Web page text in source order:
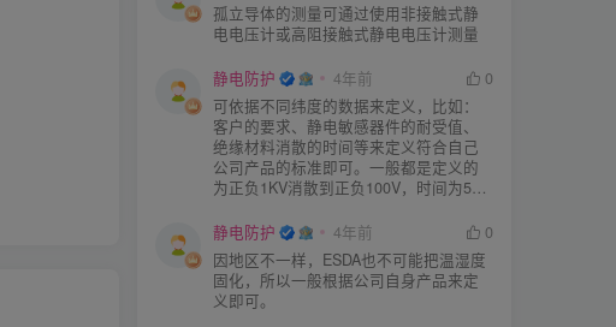
孤立导体的测量可通过使用非接触式静
电电压计或高阻接触式静电电压计测量
静电防护 4年前
0
可依据不同纬度的数据来定义，比如：
客户的要求、静电敏感器件的耐受值、
绝缘材料消散的时间等来定义符合自己
公司产品的标准即可。一般都是定义的
为正负1KV消散到正负100V，时间为5S
静电防护
4年前
0
因地区不一样，ESDA也不可能把温湿度
固化，所以一般根据公司自身产品来定
义即可。